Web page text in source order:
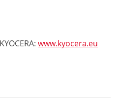
www.kyocera.eu